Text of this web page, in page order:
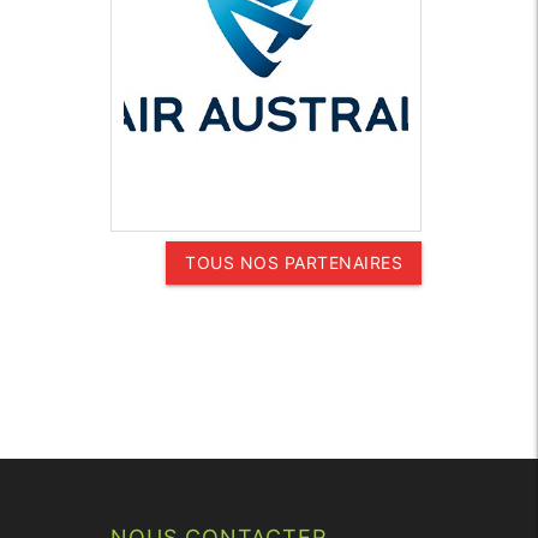
TOUS NOS PARTENAIRES